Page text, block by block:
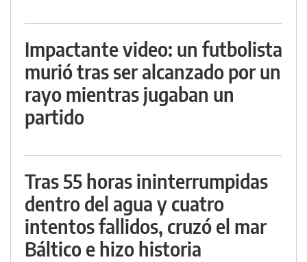
Impactante video: un futbolista
murió tras ser alcanzado por un
rayo mientras jugaban un
partido
Tras 55 horas ininterrumpidas
dentro del agua y cuatro
intentos fallidos, cruzó el mar
Báltico e hizo historia